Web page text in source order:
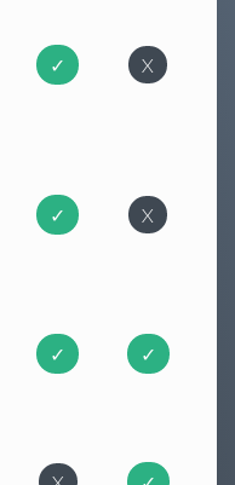
✓ X
✓ X
✓ ✓